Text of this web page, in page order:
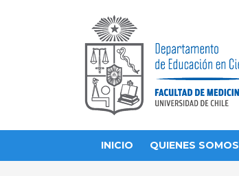
INICIO QUIENES SOMOS